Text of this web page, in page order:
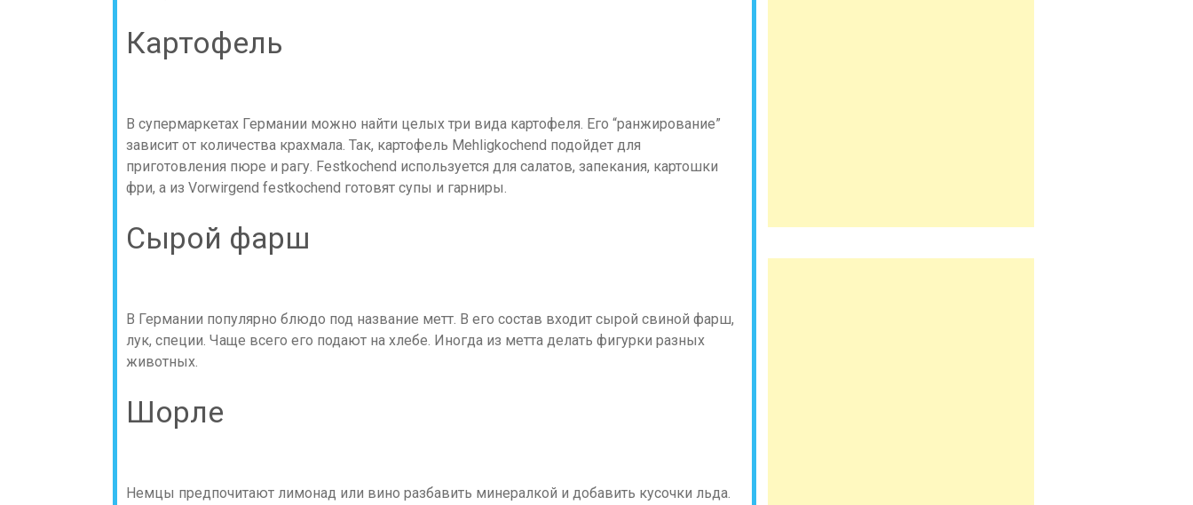
Картофель
В супермаркетах Германии можно найти целых три вида картофеля. Его “ранжирование”
зависит от количества крахмала. Так, картофель Mehligkochend подойдет для
приготовления пюре и рагу. Festkochend используется для салатов, запекания, картошки
фри, а из Vorwirgend festkochend готовят супы и гарниры.
Сырой фарш
В Германии популярно блюдо под название метт. В его состав входит сырой свиной фарш,
лук, специи. Чаще всего его подают на хлебе. Иногда из метта делать фигурки разных
животных.
Шорле
Немцы предпочитают лимонад или вино разбавить минералкой и добавить кусочки льда.